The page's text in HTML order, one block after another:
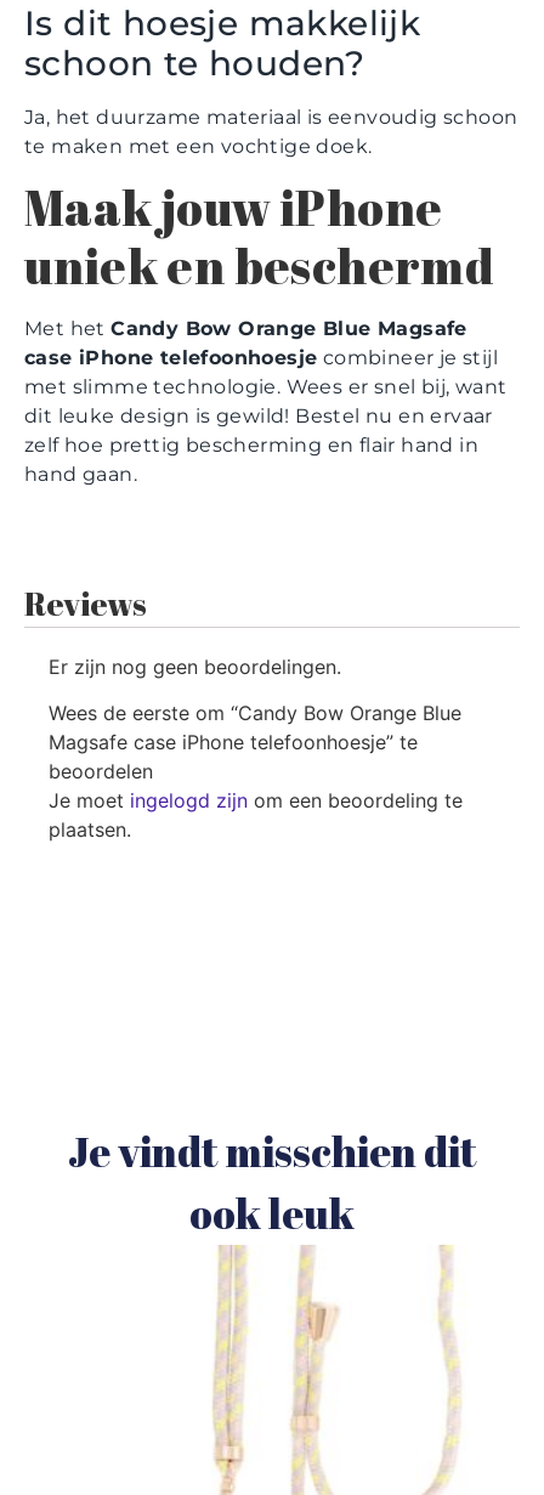
Is dit hoesje makkelijk
schoon te houden?
Ja, het duurzame materiaal is eenvoudig schoon
te maken met een vochtige doek.
Maak jouw iPhone
uniek en beschermd
Met hetCandy Bow Orange Blue Magsafe
case iPhone telefoonhoesje combineer je stijl
met slimme technologie. Wees er snel bij, want
dit leuke design is gewild! Bestel nu en ervaar
zelf hoe prettig bescherming en flair hand in
hand gaan.
Reviews
Er zijn nog geen beoordelingen.
Wees de eerste om “Candy Bow Orange Blue
Magsafe case iPhone telefoonhoesje” te
beoordelen
Je moet ingelogd zijn om een beoordeling te
plaatsen.
Je vindt misschien dit
ook leuk